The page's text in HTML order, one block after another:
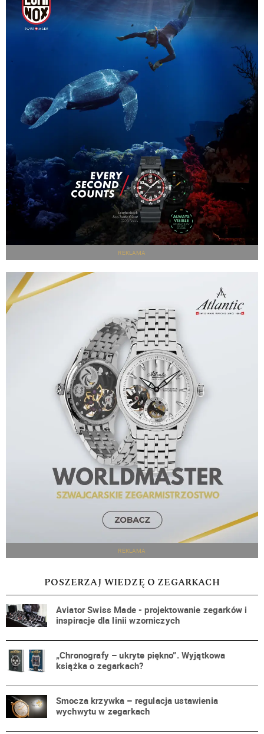
REKLAMA
REKLAMA
POSZERZAJ WIEDZĘ O ZEGARKACH
Aviator Swiss Made - projektowanie zegarków i
inspiracje dla linii wzorniczych
„Chronografy – ukryte piękno”. Wyjątkowa
książka o zegarkach?
Smocza krzywka – regulacja ustawienia
wychwytu w zegarkach